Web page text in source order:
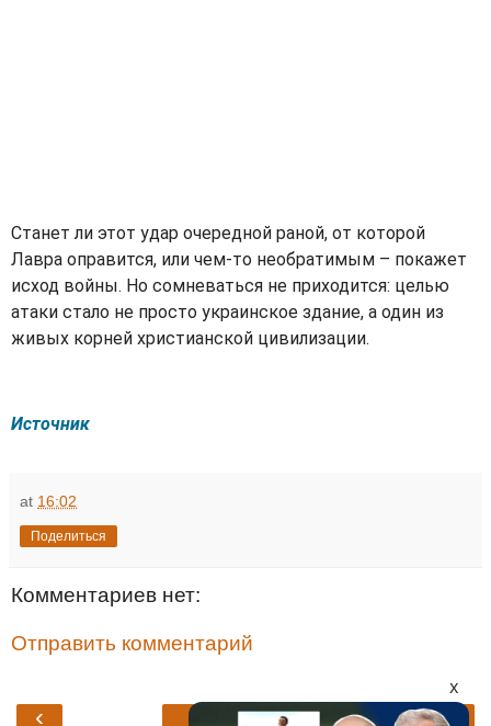
x
Станет ли этот удар очередной раной, от которой
Лавра оправится, или чем-то необратимым – покажет
исход войны. Но сомневаться не приходится: целью
атаки стало не просто украинское здание, а один из
живых корней христианской цивилизации.
Источник
at 16:02
Поделиться
Комментариев нет:
Отправить комментарий
‹ ›
Главная страница